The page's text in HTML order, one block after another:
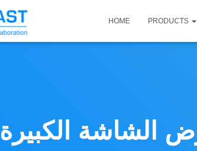
HOME PRODUCTS
الشاشة الكبيرة